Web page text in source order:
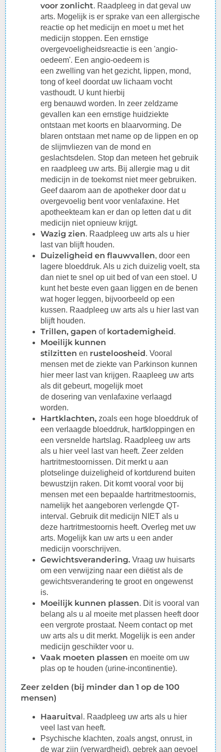
voor zonlicht. Raadpleeg in dat geval uw
arts. Mogelijk is er sprake van een allergische
reactie op het medicijn en moet u met het
medicijn stoppen. Een ernstige
overgevoeligheidsreactie is een 'angio-
oedeem'. Een angio-oedeem is
een zwelling van het gezicht, lippen, mond,
tong of keel doordat uw lichaam vocht
vasthoudt. U kunt hierbij
erg benauwd worden. In zeer zeldzame
gevallen kan een ernstige huidziekte
ontstaan met koorts en blaarvorming. De
blaren ontstaan met name op de lippen en op
de slijmvliezen van de mond en
geslachtsdelen. Stop dan meteen het gebruik
en raadpleeg uw arts. Bijallergie mag u dit
medicijn in de toekomst niet meer gebruiken.
Geef daarom aan de apotheker door dat u
overgevoelig bent voor venlafaxine. Het
apotheekteam kan er dan op letten dat u dit
medicijn niet opnieuw krijgt.
Wazig zien. Raadpleeg uw arts als u hier
last van blijft houden.
Duizeligheid en flauwvallen, door een
lagere bloeddruk. Als u zich duizelig voelt, sta
dan niet te snel op uit bed of van een stoel. U
kunt het beste even gaan liggen en de benen
wat hoger leggen, bijvoorbeeld op een
kussen. Raadpleeg uw arts als u hier last van
blijft houden.
Trillen, gapenofkortademigheid.
Moeilijk kunnen
stilzittenen rusteloosheid. Vooral
mensen met de ziekte van Parkinson kunnen
hier meer last van krijgen. Raapleeg uw arts
als dit gebeurt, mogelijk moet
dedosering van venlafaxine verlaagd
worden.
Hartklachten, zoals een hoge bloeddruk of
een verlaagde bloeddruk, hartkloppingen en
een versnelde hartslag. Raadpleeg uw arts
als u hier veel last van heeft. Zeer zelden
hartritmestoornissen. Dit merkt u aan
plotselinge duizeligheid of kortdurend buiten
bewustzijn raken. Dit komt vooral voor bij
mensen met een bepaalde hartritmestoornis,
namelijk het aangeboren verlengde QT-
interval. Gebruik dit medicijn NIET als u
deze hartritmestoornis heeft.Overleg met uw
arts. Mogelijk kan uw arts u een ander
medicijn voorschrijven.
Gewichtsverandering. Vraag uw huisarts
om een verwijzing naar een diëtist als de
gewichtsverandering te groot en ongewenst
is.
Moeilijk kunnen plassen. Dit is vooral van
belang als u al moeite met plassen heeft door
een vergrote prostaat. Neem contact op met
uw arts als u dit merkt. Mogelijk is een ander
medicijn geschikter voor u.
Vaak moeten plassenen moeite om uw
plas op te houden (urine-incontinentie).
Zeer zelden (bij minder dan 1 op de 100
mensen)
Haaruitva l. Raadpleeg uw arts als u hier
veel last van heeft.
Psychische klachten, zoals angst, onrust, in
de war zijn (verwardheid), gebrek aan gevoel